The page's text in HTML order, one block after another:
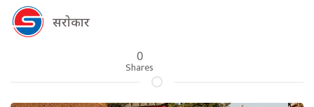
सराेकार
0
Shares